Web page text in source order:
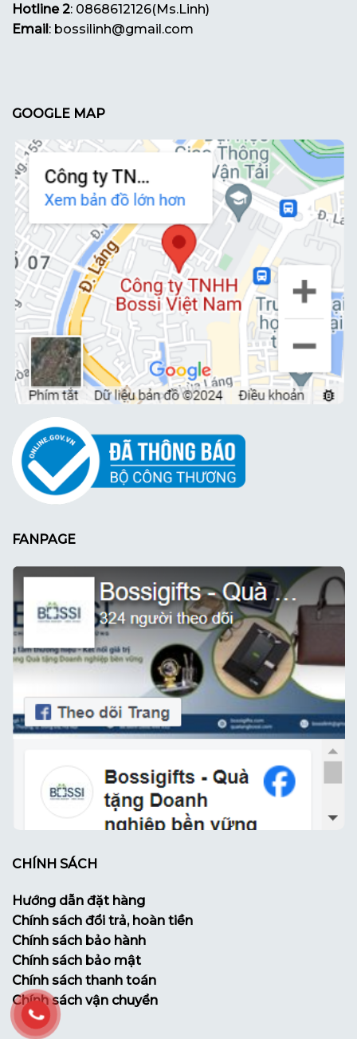
Hotline 2: 0868612126(Ms.Linh)
Email: bossilinh@gmail.com
GOOGLE MAP
FANPAGE
CHÍNH SÁCH
Hướng dẫn đặt hàng
Chính sách đổi trả, hoàn tiền
Chính sách bảo hành
Chính sách bảo mật
Chính sách thanh toán
Chính sách vận chuyển